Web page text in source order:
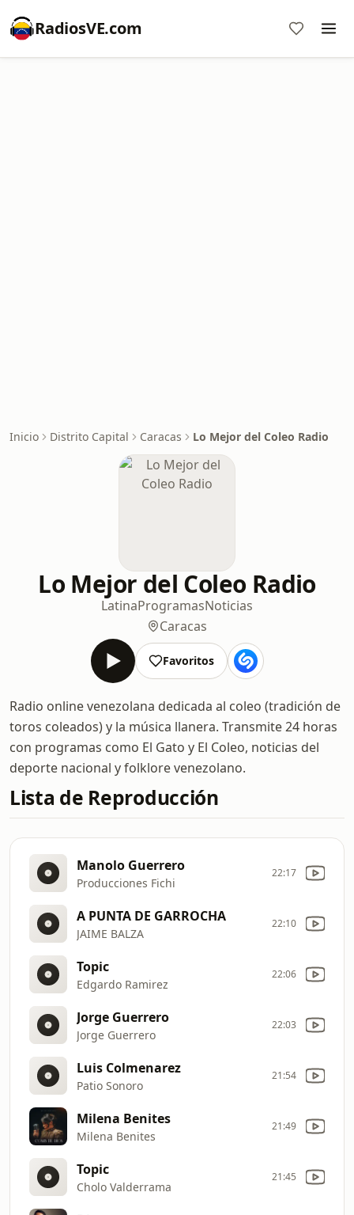
RadiosVE.com
Inicio Distrito Capital Caracas Lo Mejor del Coleo Radio
Lo Mejor del Coleo Radio
LatinaProgramasNoticias
Caracas
Favoritos
Radio online venezolana dedicada al coleo (tradición de
toros coleados) y la música llanera. Transmite 24 horas
con programas como El Gato y El Coleo, noticias del
deporte nacional y folklore venezolano.
Lista de Reproducción
Manolo Guerrero
Producciones Fichi
22:17
A PUNTA DE GARROCHA
JAIME BALZA
22:10
Topic
Edgardo Ramirez
22:06
Jorge Guerrero
Jorge Guerrero
22:03
Luis Colmenarez
Patio Sonoro
21:54
Milena Benites
Milena Benites
21:49
Topic
Cholo Valderrama
21:45